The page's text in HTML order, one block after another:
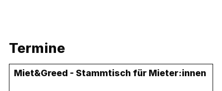
Termine
Miet&Greed - Stammtisch für Mieter:innen